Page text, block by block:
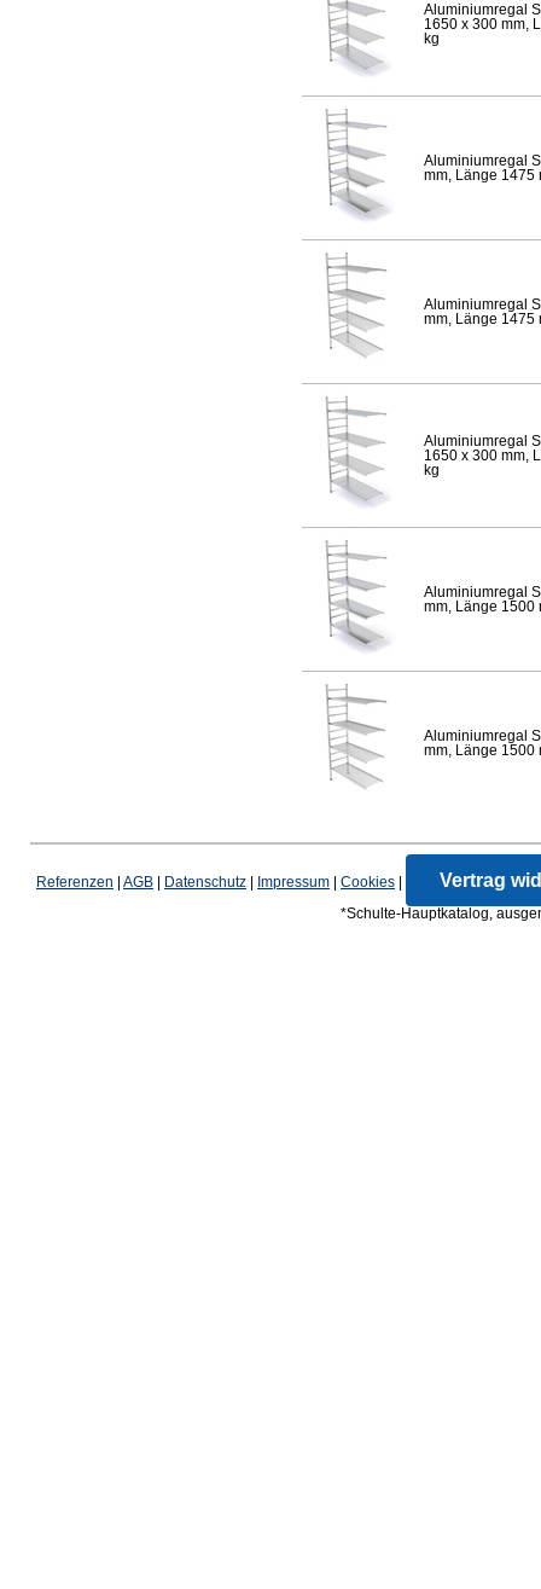
Aluminiumregal
1650 x 300 mm,
kg
Aluminiumregal
mm, Länge 1475
Aluminiumregal
mm, Länge 1475
Aluminiumregal
1650 x 300 mm,
kg
Aluminiumregal
mm, Länge 1500
Aluminiumregal
mm, Länge 1500
Referenzen AGB Datenschutz Impressum Cookies Vertrag
*Schulte-Hauptkatalog,